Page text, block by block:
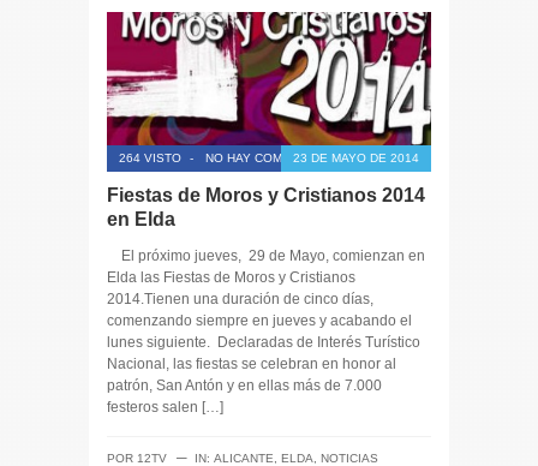
264 VISTO - NO HAY COMENTARIOS23 DE MAYO DE 2014
Fiestas de Moros y Cristianos 2014
en Elda
El próximo jueves, 29 de Mayo, comienzan en
Elda las Fiestas de Moros y Cristianos
2014.Tienen una duración de cinco días,
comenzando siempre en jueves y acabando el
lunes siguiente. Declaradas de Interés Turístico
Nacional, las fiestas se celebran en honor al
patrón, San Antón y en ellas más de 7.000
festeros salen […]
POR 12TV ─ IN: ALICANTE ELDA NOTICIAS